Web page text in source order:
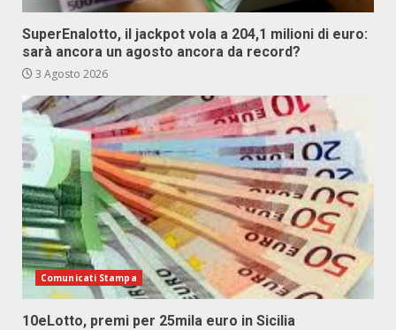
SuperEnalotto, il jackpot vola a 204,1 milioni di euro:
sarà ancora un agosto ancora da record?
3 Agosto 2026
Comunicati Stampa
10eLotto, premi per 25mila euro in Sicilia